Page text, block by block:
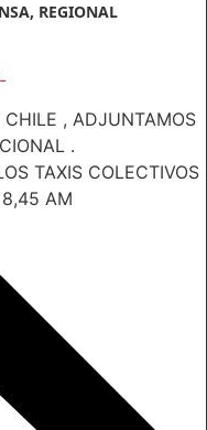
, REGIONAL
CHILE , ADJUNTAMOS
.
TAXIS COLECTIVOS
AM